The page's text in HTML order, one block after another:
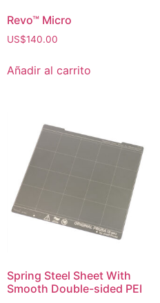
Revo™ Micro
US$140.00
Añadir al carrito
Spring Steel Sheet With
Smooth Double-sided PEI